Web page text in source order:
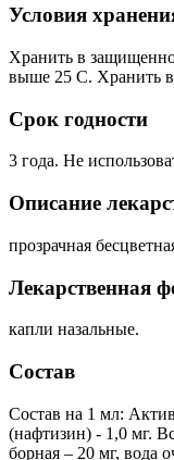
Условия
Хранить в
выше 25 С. Хранить в
Срок годности
3 года. Не
Описание
прозрачная
Лекарственная
капли назальные.
Состав
Состав на 1 мл:
(нафтизин) - 1,0 мг.
борная – 20 мг, вода